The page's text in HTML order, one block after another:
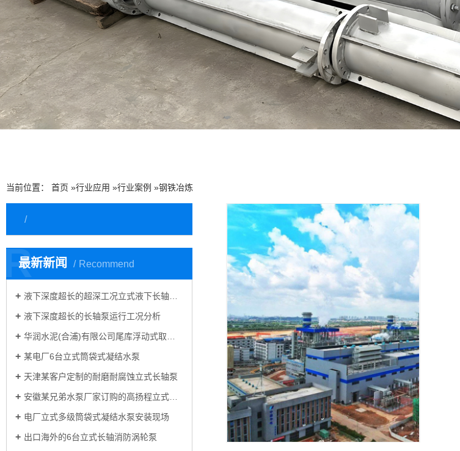
当前位置： 首页 »行业应用 »行业案例 »钢铁冶炼
最新新闻 Recommend
R
液下深度超长的超深工况立式液下长轴泵工作原理和技术核心
液下深度超长的长轴泵运行工况分析
华润水泥(合浦)有限公司尾库浮动式取水泵站立式长轴泵安装现场
某电厂6台立式筒袋式凝结水泵
天津某客户定制的耐磨耐腐蚀立式长轴泵
安徽某兄弟水泵厂家订购的高扬程立式长轴泵
电厂立式多级筒袋式凝结水泵安装现场
出口海外的6台立式长轴消防涡轮泵